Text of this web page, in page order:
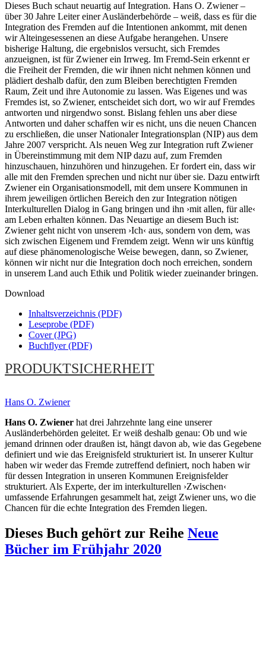
Dieses Buch schaut neuartig auf Integration. Hans O. Zwiener –
über 30 Jahre Leiter einer Ausländerbehörde – weiß, dass es für die
Integration des Fremden auf die Intentionen ankommt, mit denen
wir Alteingesessenen an diese Aufgabe herangehen. Unsere
bisherige Haltung, die ergebnislos versucht, sich Fremdes
anzueignen, ist für Zwiener ein Irrweg. Im Fremd-Sein erkennt er
die Freiheit der Fremden, die wir ihnen nicht nehmen können und
plädiert deshalb dafür, den zum Bleiben berechtigten Fremden
Raum, Zeit und ihre Autonomie zu lassen. Was Eigenes und was
Fremdes ist, so Zwiener, entscheidet sich dort, wo wir auf Fremdes
antworten und nirgendwo sonst. Bislang fehlen uns aber diese
Antworten und daher schaffen wir es nicht, uns die neuen Chancen
zu erschließen, die unser Nationaler Integrationsplan (NIP) aus dem
Jahre 2007 verspricht. Als neuen Weg zur Integration ruft Zwiener
in Übereinstimmung mit dem NIP dazu auf, zum Fremden
hinzuschauen, hinzuhören und hinzugehen. Er fordert ein, dass wir
alle mit den Fremden sprechen und nicht nur über sie. Dazu entwirft
Zwiener ein Organisationsmodell, mit dem unsere Kommunen in
ihrem jeweiligen örtlichen Bereich den zur Integration nötigen
Interkulturellen Dialog in Gang bringen und ihn ›mit allen, für alle‹
am Leben erhalten können. Das Neuartige an diesem Buch ist:
Zwiener geht nicht von unserem ›Ich‹ aus, sondern von dem, was
sich zwischen Eigenem und Fremdem zeigt. Wenn wir uns künftig
auf diese phänomenologische Weise bewegen, dann, so Zwiener,
können wir nicht nur die Integration doch noch erreichen, sondern
in unserem Land auch Ethik und Politik wieder zueinander bringen.
Download
Inhaltsverzeichnis (PDF)
Leseprobe (PDF)
Cover (JPG)
Buchflyer (PDF)
PRODUKTSICHERHEIT
Hans O. Zwiener
Hans O. Zwiener hat drei Jahrzehnte lang eine unserer
Ausländerbehörden geleitet. Er weiß deshalb genau: Ob und wie
jemand drinnen oder draußen ist, hängt davon ab, wie das Gegebene
definiert und wie das Ereignisfeld strukturiert ist. In unserer Kultur
haben wir weder das Fremde zutreffend definiert, noch haben wir
für dessen Integration in unseren Kommunen Ereignisfelder
strukturiert. Als Experte, der im interkulturellen ›Zwischen‹
umfassende Erfahrungen gesammelt hat, zeigt Zwiener uns, wo die
Chancen für die echte Integration des Fremden liegen.
Dieses Buch gehört zur Reihe Neue
Bücher im Frühjahr 2020